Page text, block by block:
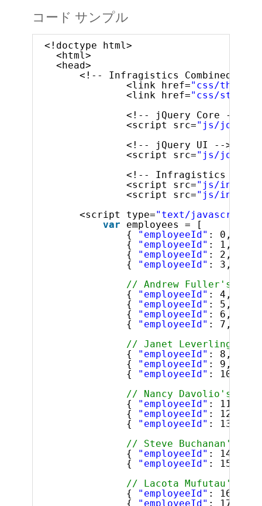
コード サンプル
<!doctype html>
<html>
<head>
<!-- Infragistics Combined CSS
<link href="css/
<link href="css/
<!-- jQuery Core -->
<script src="js/
<!-- jQuery UI -->
<script src="js/
<!-- Infragistics
<script src="js/
<script src="js/
<script type="text/javascript"
var
employees = [
{
"employeeId" : 0,
{
"employeeId" : 1,
{
"employeeId" : 2,
{
"employeeId" : 3,
// Andrew Fuller's
{
"employeeId" : 4,
{
"employeeId" : 5,
{
"employeeId" : 6,
{
"employeeId" : 7,
// Janet Leverling's
{
"employeeId" : 8,
{
"employeeId" : 9,
{
"employeeId" : 10,
// Nancy Davolio's
{
"employeeId" : 11,
{
"employeeId" : 12,
{
"employeeId" : 13,
// Steve Buchanan's
{
"employeeId" : 14,
{
"employeeId" : 15,
// Lacota Mufutau's
{
"employeeId" : 16,
{
"employeeId" : 17,